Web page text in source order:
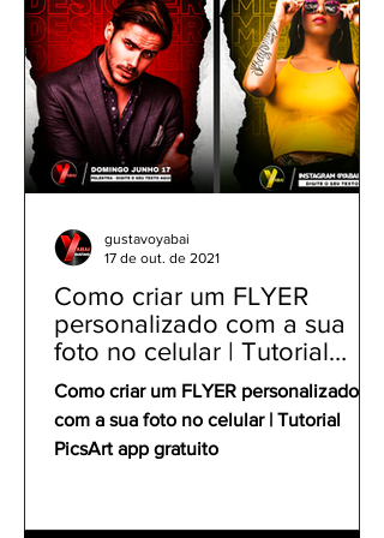
Como criar um FLYER
personalizado com a sua
foto no celular | Tutorial
PicsArt app gratuito
Como criar um FLYER personalizado
com a sua foto no celular | Tutorial
PicsArt app gratuito
gustavoyabai
17 de out. de 2021